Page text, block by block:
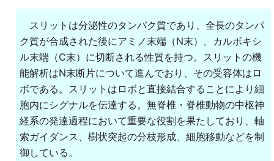
スリットは分泌性のタンパク質であり、全長のタンパ
ク質が合成された後にアミノ末端（N末）、カルボキシ
ル末端（C末）に切断される性質を持つ。スリットの機
能解析はN末断片について進んでおり、その受容体はロ
ボである。スリットはロボと直接結合することにより細
胞内にシグナルを伝達する。無脊椎・脊椎動物の中枢神
経系の発達過程において重要な役割を果たしており、軸
索ガイダンス、樹状突起の分枝形成、細胞移動などを制
御している。